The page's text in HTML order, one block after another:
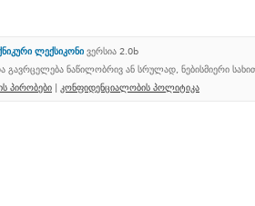
ლექსიკონი ვერსია 2.0b
გავრცელება ნაწილობრივ ან სრულად, ნებისმიერი
პირობები | კონფიდენციალობის პოლიტიკა